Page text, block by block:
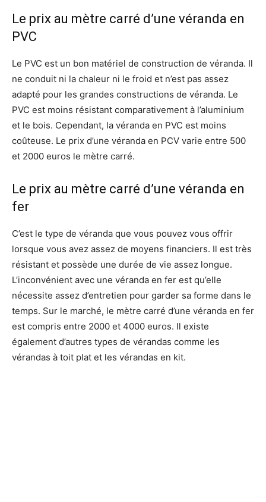
Le prix au mètre carré d’une véranda en
PVC
Le PVC est un bon matériel de construction de véranda. Il
ne conduit ni la chaleur ni le froid et n’est pas assez
adapté pour les grandes constructions de véranda. Le
PVC est moins résistant comparativement à l’aluminium
et le bois. Cependant, la véranda en PVC est moins
coûteuse. Le prix d’une véranda en PCV varie entre 500
et 2000 euros le mètre carré.
Le prix au mètre carré d’une véranda en
fer
C’est le type de véranda que vous pouvez vous offrir
lorsque vous avez assez de moyens financiers. Il est très
résistant et possède une durée de vie assez longue.
L’inconvénient avec une véranda en fer est qu’elle
nécessite assez d’entretien pour garder sa forme dans le
temps. Sur le marché, le mètre carré d’une véranda en fer
est compris entre 2000 et 4000 euros. Il existe
également d’autres types de vérandas comme les
vérandas à toit plat et les vérandas en kit.